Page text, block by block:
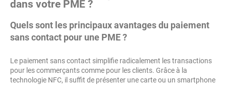
dans votre PME ?
Quels sont les principaux avantages du paiement
sans contact pour une PME ?
Le paiement sans contact simplifie radicalement les transactions
pour les commerçants comme pour les clients. Grâce à la
technologie NFC, il suffit de présenter une carte ou un smartphone